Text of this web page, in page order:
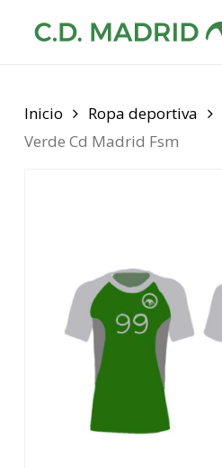
Inicio Ropa deportiva
Verde Cd Madrid Fsm